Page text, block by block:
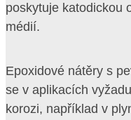
poskytuje katodickou
médií.
Epoxidové nátěry s
se v aplikacích
korozi, například v